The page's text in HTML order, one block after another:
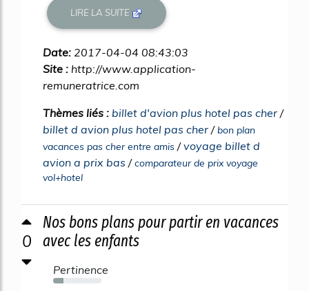
LIRE LA SUITE
Date: 2017-04-04 08:43:03
Site : http://www.application-
remuneratrice.com
Thèmes liés : billet d'avion plus hotel pas cher /
billet d avion plus hotel pas cher / bon plan
vacances pas cher entre amis /voyage billet d
avion a prix bas /comparateur de prix voyage
vol+hotel
0
Nos bons plans pour partir en vacances
avec les enfants
Pertinence
21%